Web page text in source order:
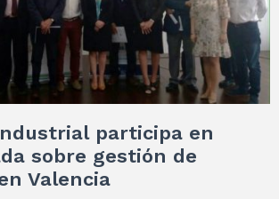
participa en
sobre gestión de
Valencia